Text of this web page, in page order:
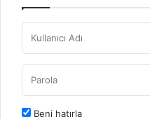
Beni hatırla